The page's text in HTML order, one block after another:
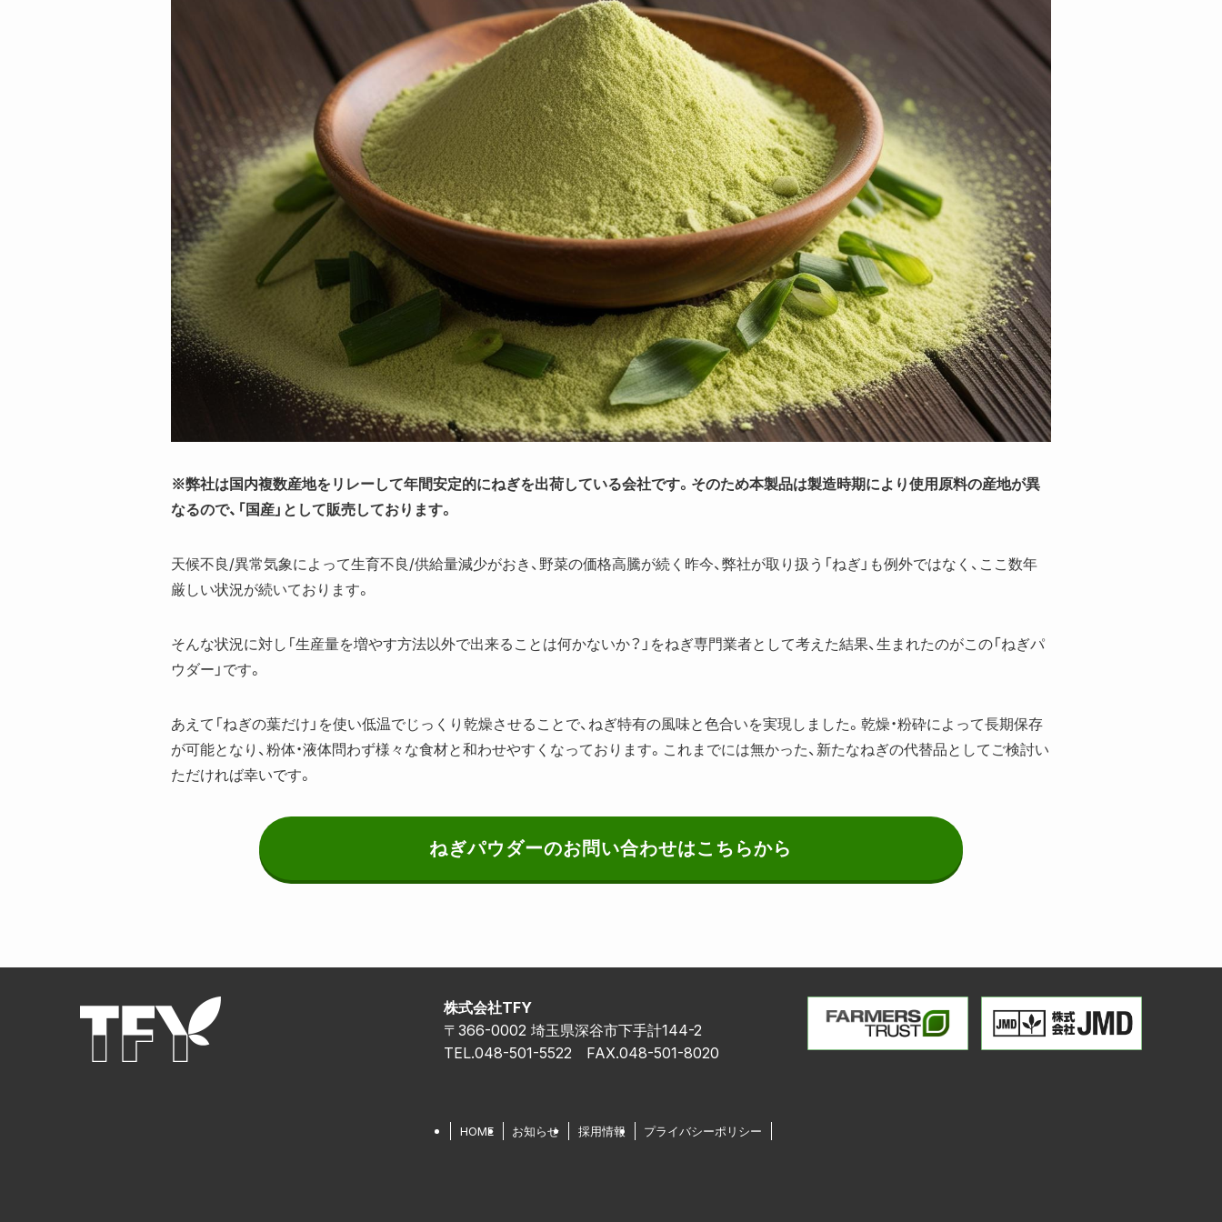
※弊社は国内複数産地をリレーして年間安定的にねぎを出荷している会社です。そのため本製品は製造時期により使用原料の産地が異
なるので、「国産」として販売しております。
天候不良/異常気象によって生育不良/供給量減少がおき、野菜の価格高騰が続く昨今、弊社が取り扱う「ねぎ」も例外ではなく、ここ数年
厳しい状況が続いております。
そんな状況に対し「生産量を増やす方法以外で出来ることは何かないか？」をねぎ専門業者として考えた結果、生まれたのがこの「ねぎパ
ウダー」です。
あえて「ねぎの葉だけ」を使い低温でじっくり乾燥させることで、ねぎ特有の風味と色合いを実現しました。乾燥・粉砕によって長期保存
が可能となり、粉体・液体問わず様々な食材と和わせやすくなっております。これまでには無かった、新たなねぎの代替品としてご検討い
ただければ幸いです。
ねぎパウダーのお問い合わせはこちらから
株式会社TFY
〒366-0002 埼玉県深谷市下手計144-2
TEL.048-501-5522 FAX.048-501-8020
HOME お知らせ 採用情報 プライバシーポリシー